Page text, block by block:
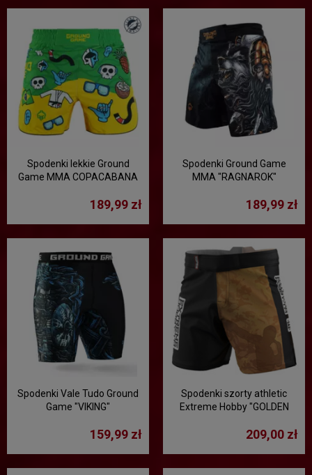
Spodenki lekkie Ground
Game MMA COPACABANA
189,99 zł
Spodenki Ground Game
MMA "RAGNAROK"
189,99 zł
Spodenki Vale Tudo Ground
Game "VIKING"
159,99 zł
Spodenki szorty athletic
Extreme Hobby "GOLDEN
209,00 zł